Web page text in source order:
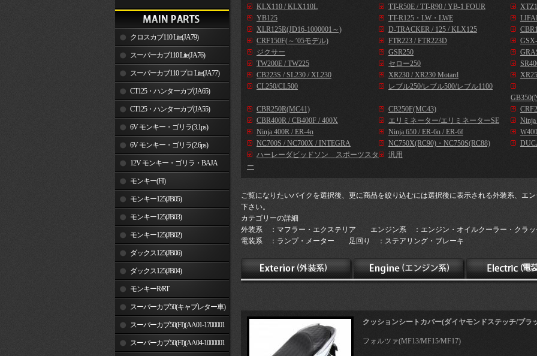
クロスカブ110 Lite(JA79)
スーパーカブ110 Lite(JA76)
スーパーカブ110 プロ Lite(JA77)
CT125・ハンターカブ(JA65)
CT125・ハンターカブ(JA55)
6V モンキー・ゴリラ(3.1ps)
6V モンキー・ゴリラ(2.6ps)
12V モンキー・ゴリラ・BAJA
モンキー(FI)
モンキー125(JB05)
モンキー125(JB03)
モンキー125(JB02)
ダックス125(JB06)
ダックス125(JB04)
モンキーR/RT
スーパーカブ50(キャブレター車)
スーパーカブ50(FI)(AA01-1700001
～) スーパーカブ50(FI)(AA04-1000001
KLX110 / KLX110L
TT-R50E / TT-R90 / YB-1 FOUR
YB125
TT-R125・LW・LWE
XLR125R(JD16-1000001～)
D-TRACKER / 125 / KLX125
CRF150F(～’05モデル)
FTR223 / FTR223D
ジクサー
GSR250
TW200E / TW225
セロー250
CB223S / SL230 / XL230
XR230 / XR230 Motard
CL250/CL500
レブル250/レブル500/レブル1100
CBR250R(MC41)
CB250F(MC43)
CBR400R / CB400F / 400X
エリミネーター/エリミネーターSE
Ninja 400R / ER-4n
Ninja 650 / ER-6n / ER-6f
NC700S / NC700X / INTEGRA
NC750X(RC90)・NC750S(RC88)
ハーレーダビッドソン スポーツスタ
ー
汎用
ご覧になりたいバイクを選択後、更に商品を絞り込むには選択後に表示される外装系、エ
下さい。
カテゴリーの詳細
外装系 ：マフラー・エクステリア エンジン系 ：エンジン・オイルクーラー・クラッ
電装系 ：ランプ・メーター 足回り ：ステアリング・ブレーキ
クッションシートカバー(ダイヤモンドステッチ/ブラ
フォルツァ(MF13/MF15/MF17)